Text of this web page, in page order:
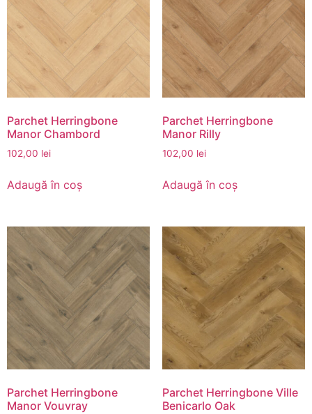
Parchet Herringbone
Manor Chambord
102,00 lei
Adaugă în coș
Parchet Herringbone
Manor Rilly
102,00 lei
Adaugă în coș
Parchet Herringbone
Manor Vouvray
Parchet Herringbone Ville
Benicarlo Oak